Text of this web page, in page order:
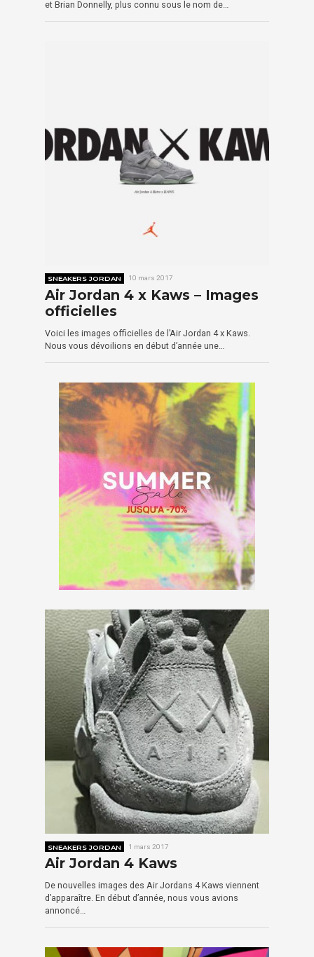
et Brian Donnelly, plus connu sous le nom de…
SNEAKERS JORDAN 10 mars 2017
Air Jordan 4 x Kaws – Images
officielles
Voici les images officielles de l’Air Jordan 4 x Kaws.
Nous vous dévoilions en début d’année une…
SNEAKERS JORDAN 1 mars 2017
Air Jordan 4 Kaws
De nouvelles images des Air Jordans 4 Kaws viennent
d’apparaître. En début d’année, nous vous avions
annoncé…